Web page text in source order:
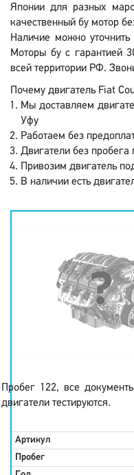
Японии для разных
качественный бу мотор
Наличие можно уточнить
Моторы бу с гарантией
всей территории РФ.
Почему двигатель Fiat
Мы доставляем
Уфу
Работаем без
Двигатели без пробега
Привозим двигатель
В наличии есть
Пробег 122, все
двигатели тестируются.
Артикул
Пробег